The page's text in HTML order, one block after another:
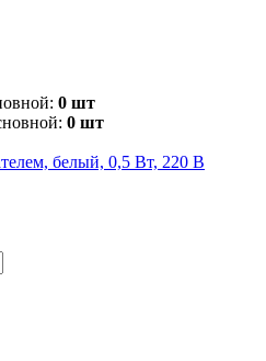
0 шт
0 шт
белый, 0,5 Вт, 220 В